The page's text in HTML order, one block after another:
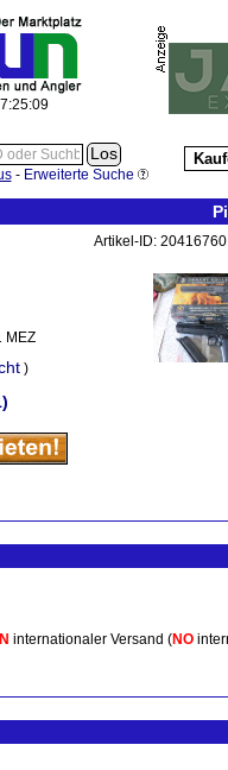
- Erweiterte Suche
Artikel-ID:
MEZ
)
internationaler Versand (NO